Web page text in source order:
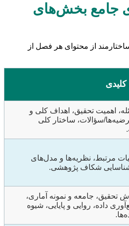
جامع بخش‌های
از محتوای هر فصل از
اهمیت تحقیق، اهداف کلی و
سؤالات، ساختار کلی
مرتبط، نظریه‌ها و مدل‌های
شکاف پژوهشی.
تحقیق، جامعه و نمونه آماری،
داده، روایی و پایایی، شیوه